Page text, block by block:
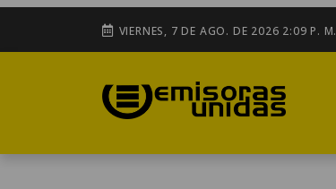
VIERNES, 7 DE AGO. DE 2026 2:09 P. M.